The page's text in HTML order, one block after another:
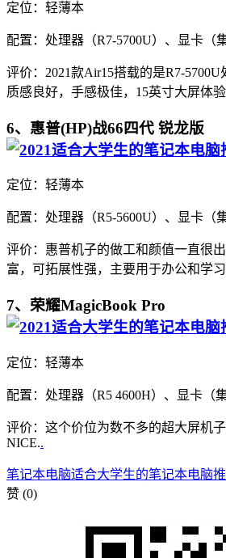
定位：轻薄本
配置：处理器（R7-5700U）、显卡（
评价：2021款Air15搭载的是R7-
质感良好，手感极佳，15英寸大屏体
6、惠普(HP)战66四代 锐龙版
定位：轻薄本
配置：处理器（R5-5600U）、显卡（
评价：惠普机子的做工和颜值一直很
富，可拓展性强，主要用于办公和学
7、荣耀MagicBook Pro
定位：轻薄本
配置：处理器（R5 4600H）、显卡（
评价：这个价位为数不多的超大屏机
NICE..
笔记本电脑适合大学生的笔记本电脑
赞 (0)